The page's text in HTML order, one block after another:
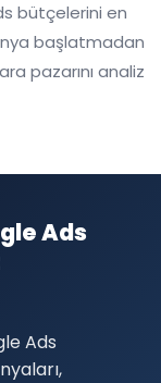
bütçelerini en
başlatmadan
pazarını analiz
Ads
Ads